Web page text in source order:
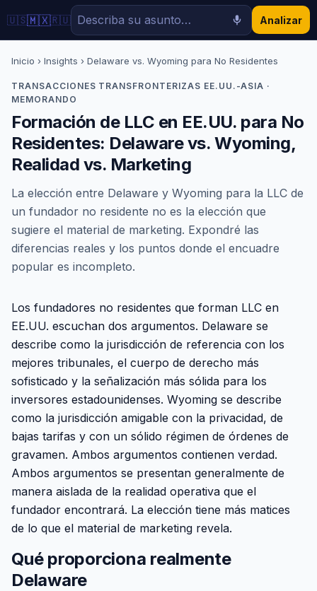
🇺🇸🇲🇽🇷🇺 Analizar
Inicio › Insights › Delaware vs. Wyoming para No Residentes
TRANSACCIONES TRANSFRONTERIZAS EE.UU.-ASIA ·
MEMORANDO
Formación de LLC en EE.UU. para No
Residentes: Delaware vs. Wyoming,
Realidad vs. Marketing
La elección entre Delaware y Wyoming para la LLC de
un fundador no residente no es la elección que
sugiere el material de marketing. Expondré las
diferencias reales y los puntos donde el encuadre
popular es incompleto.
Los fundadores no residentes que forman LLC en
EE.UU. escuchan dos argumentos. Delaware se
describe como la jurisdicción de referencia con los
mejores tribunales, el cuerpo de derecho más
sofisticado y la señalización más sólida para los
inversores estadounidenses. Wyoming se describe
como la jurisdicción amigable con la privacidad, de
bajas tarifas y con un sólido régimen de órdenes de
gravamen. Ambos argumentos contienen verdad.
Ambos argumentos se presentan generalmente de
manera aislada de la realidad operativa que el
fundador encontrará. La elección tiene más matices
de lo que el material de marketing revela.
Qué proporciona realmente
Delaware